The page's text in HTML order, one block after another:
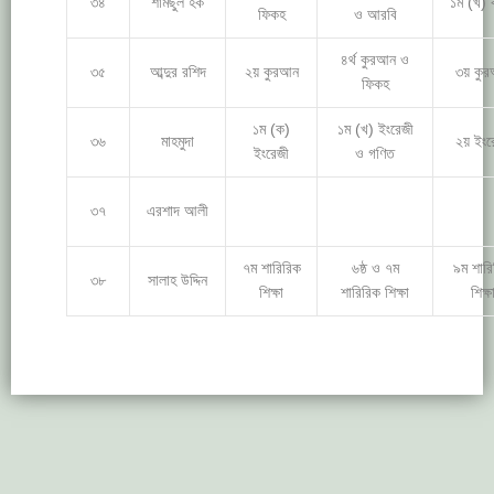
ফিকহ ও আরবি
৩৫ আব্দুর রশিদ ২য় কুরআন
৪র্থ কুরআন ও
ফিকহ
৩য়
৩৬ মাহমুদা
১ম (ক)
ইংরেজী
১ম (খ) ইংরেজী
ও গণিত
২য়
৩৭ এরশাদ আলী
৩৮ সালাহ উদ্দিন
৭ম শারিরিক
শিক্ষা
৬ষ্ঠ ও ৭ম
শারিরিক শিক্ষা
৯ম
শিক্ষা